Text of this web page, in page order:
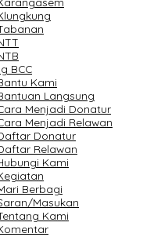
BCC
Kami
Langsung
Menjadi Donatur
Menjadi Relawan
Donatur
Relawan
Kami
Berbagi
Masukan
Kami